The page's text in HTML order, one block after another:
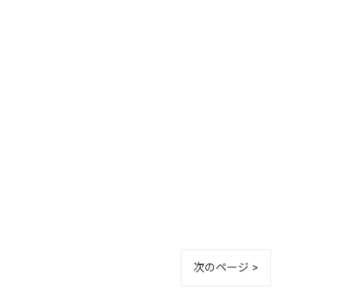
次のページ >